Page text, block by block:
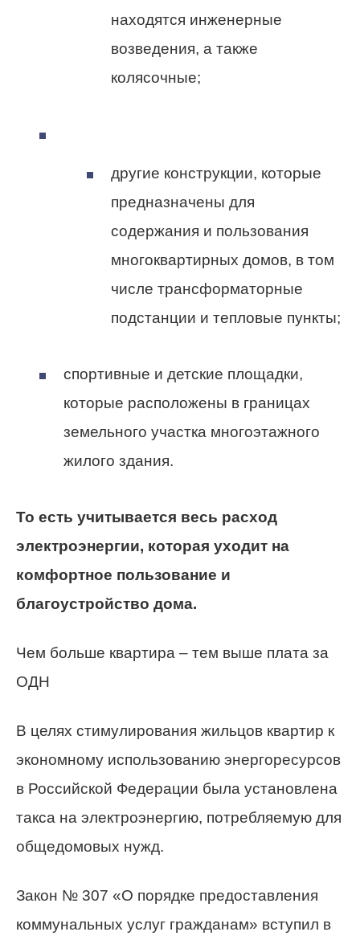
находятся инженерные
возведения, а также
колясочные;
другие конструкции, которые
предназначены для
содержания и пользования
многоквартирных домов, в том
числе трансформаторные
подстанции и тепловые пункты;
спортивные и детские площадки,
которые расположены в границах
земельного участка многоэтажного
жилого здания.
То есть учитывается весь расход
электроэнергии, которая уходит на
комфортное пользование и
благоустройство дома.
Чем больше квартира – тем выше плата за
ОДН
В целях стимулирования жильцов квартир к
экономному использованию энергоресурсов
в Российской Федерации была установлена
такса на электроэнергию, потребляемую для
общедомовых нужд.
Закон № 307 «О порядке предоставления
коммунальных услуг гражданам» вступил в